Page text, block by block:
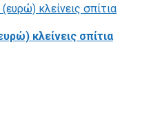
κλείνεις σπίτια